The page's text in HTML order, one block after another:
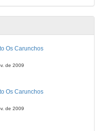
Os Carunchos
de 2009
Os Carunchos
de 2009